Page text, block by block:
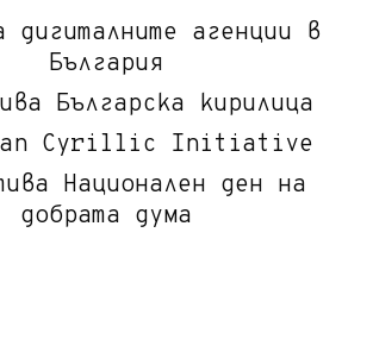
дигиталните агенции в
България
Българска кирилица
Cyrillic Initiative
Национален ден на
добрата дума